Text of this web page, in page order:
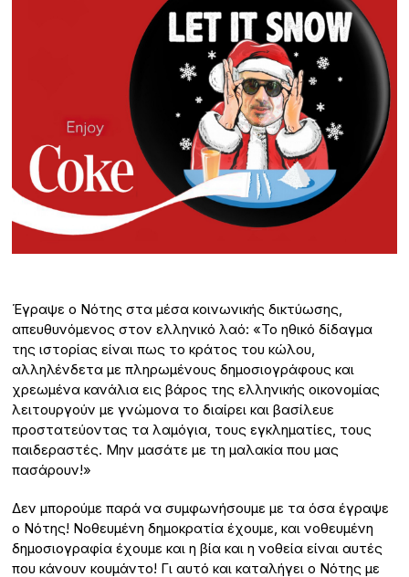
Έγραψε ο Νότης στα μέσα κοινωνικής δικτύωσης,
απευθυνόμενος στον ελληνικό λαό: «Το ηθικό δίδαγμα
της ιστορίας είναι πως το κράτος του κώλου,
αλληλένδετα με πληρωμένους δημοσιογράφους και
χρεωμένα κανάλια εις βάρος της ελληνικής οικονομίας
λειτουργούν με γνώμονα το διαίρει και βασίλευε
προστατεύοντας τα λαμόγια, τους εγκληματίες, τους
παιδεραστές. Μην μασάτε με τη μαλακία που μας
πασάρουν!»
Δεν μπορούμε παρά να συμφωνήσουμε με τα όσα έγραψε
ο Νότης! Νοθευμένη δημοκρατία έχουμε, και νοθευμένη
δημοσιογραφία έχουμε και η βία και η νοθεία είναι αυτές
που κάνουν κουμάντο! Γι αυτό και καταλήγει ο Νότης με